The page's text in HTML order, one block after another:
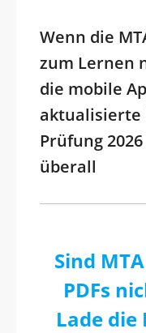
Wenn die
zum Lernen
die mobile
aktualisierte
Prüfung
überall
Sind
PDFs
Lade die